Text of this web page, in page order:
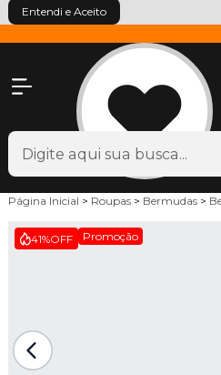
Entendi e Aceito
Página Inicial > Roupas > Bermudas >
41%OFF Promoção